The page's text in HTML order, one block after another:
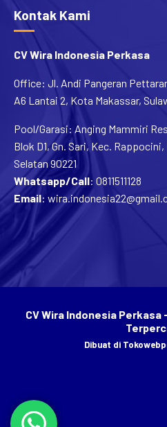
Kontak Kami
CV Wira Indonesia Perkasa
Office: Jl. Andi Pangeran
A6 Lantai 2, Kota Makassar,
Pool/Garasi: Anging Mammiri
Blok D1, Gn. Sari, Kec.
Selatan 90221
Whatsapp/Call: 0811511128
Email:
CV Wira Indonesia Perkasa
Dibuat di